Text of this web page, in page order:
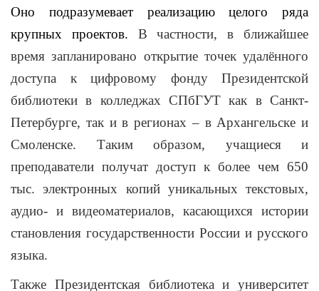
Оно подразумевает реализацию целого ряда
крупных проектов. В частности, в ближайшее
время запланировано открытие точек удалённого
доступа к цифровому фонду Президентской
библиотеки в колледжах СПбГУТ как в Санкт-
Петербурге, так и в регионах – в Архангельске и
Смоленске. Таким образом, учащиеся и
преподаватели получат доступ к более чем 650
тыс. электронных копий уникальных текстовых,
аудио- и видеоматериалов, касающихся истории
становления государственности России и русского
языка.
Также Президентская библиотека и университет